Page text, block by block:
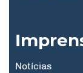
Notícias